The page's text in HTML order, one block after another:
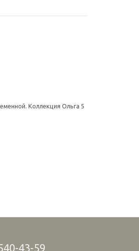
Коллекция Ольга 5
43-59